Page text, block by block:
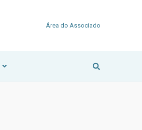
Área do Associado